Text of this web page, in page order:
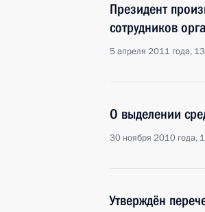
Президент
сотрудников
5 апреля 2011 года,
О выделении
30 ноября 2010 года,
Утверждён